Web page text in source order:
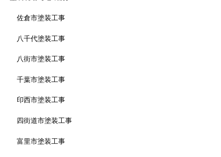
佐倉市塗装工事
八千代塗装工事
八街市塗装工事
千葉市塗装工事
印西市塗装工事
四街道市塗装工事
富里市塗装工事